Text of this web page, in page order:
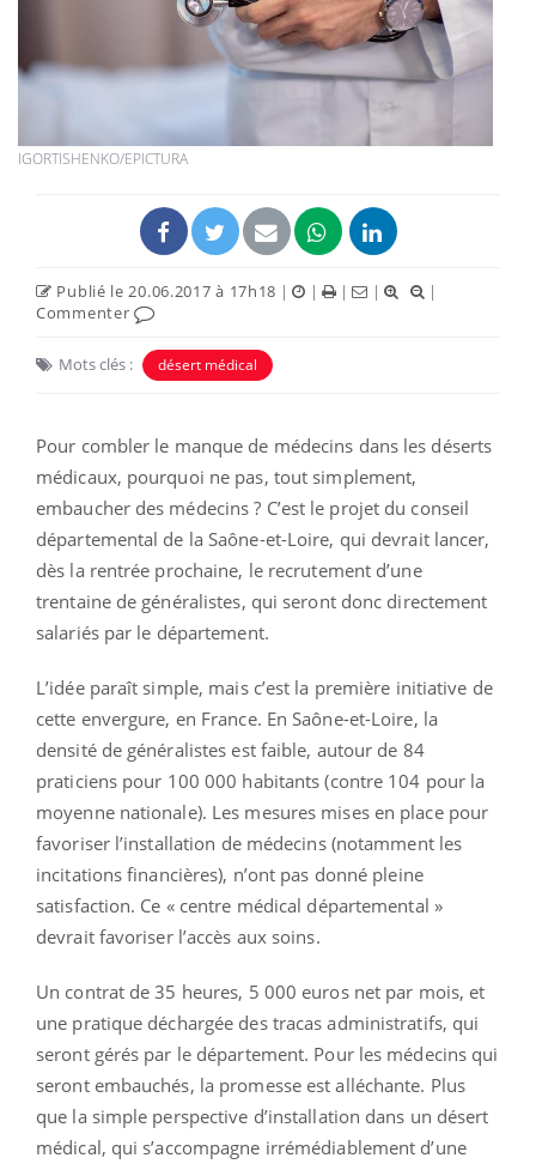
IGORTISHENKO/EPICTURA
Publié le 20.06.2017 à 17h18 | | | |
|
Commenter
Mots clés : désert médical
Pour combler le manque de médecins dans les déserts
médicaux, pourquoi ne pas, tout simplement,
embaucher des médecins ? C’est le projet du conseil
départemental de la Saône-et-Loire, qui devrait lancer,
dès la rentrée prochaine, le recrutement d’une
trentaine de généralistes, qui seront donc directement
salariés par le département.
L’idée paraît simple, mais c’est la première initiative de
cette envergure, en France. En Saône-et-Loire, la
densité de généralistes est faible, autour de 84
praticiens pour 100 000 habitants (contre 104 pour la
moyenne nationale). Les mesures mises en place pour
favoriser l’installation de médecins (notamment les
incitations financières), n’ont pas donné pleine
satisfaction. Ce « centre médical départemental »
devrait favoriser l’accès aux soins.
Un contrat de 35 heures, 5 000 euros net par mois, et
une pratique déchargée des tracas administratifs, qui
seront gérés par le département. Pour les médecins qui
seront embauchés, la promesse est alléchante. Plus
que la simple perspective d’installation dans un désert
médical, qui s’accompagne irrémédiablement d’une